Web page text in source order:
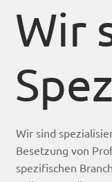
ein
s
Wir
Wir sind
Besetzung von
spezifischen